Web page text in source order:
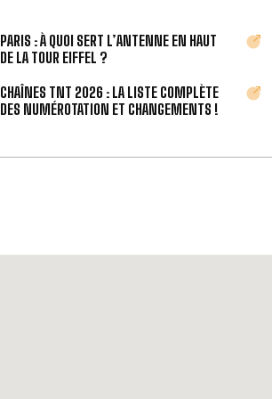
PARIS : À QUOI SERT L’ANTENNE EN HAUT
DE LA TOUR EIFFEL ?
CHAÎNES TNT 2026 : LA LISTE COMPLÈTE
DES NUMÉROTATION ET CHANGEMENTS !